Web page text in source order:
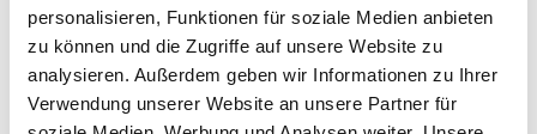
personalisieren, Funktionen für soziale Medien anbieten
zu können und die Zugriffe auf unsere Website zu
analysieren. Außerdem geben wir Informationen zu Ihrer
Verwendung unserer Website an unsere Partner für
von einem verstorbenen Menschen. Zur kirchlichen
Beerdigung gehören ein Gottesdienst und die
anschließende Beisetzung des Verstorbenen.